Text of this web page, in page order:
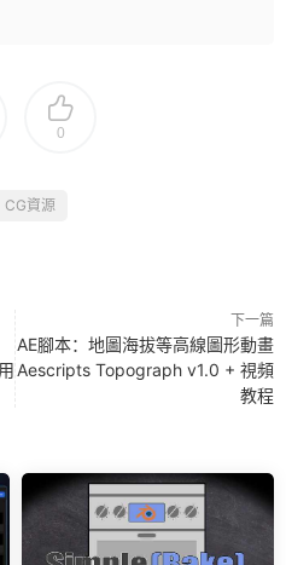
0
CG資源
下一篇
AE腳本：地圖海拔等高線圖形動畫
Aescripts Topograph v1.0 + 視頻
教程